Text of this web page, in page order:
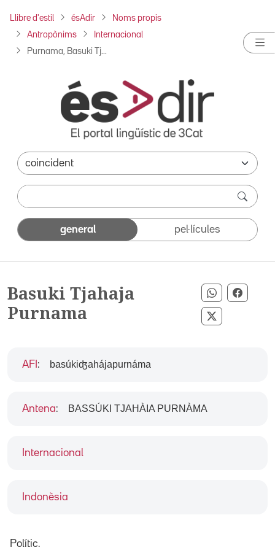
Llibre d'estil ésAdir Noms propis
Antropònims Internacional
Purnama, Basuki Tj...
general pel·lícules
Basuki Tjahaja
Purnama
Compartir
Compartir
Internacional
Indonèsia
AFI : basúkiʤahájapurnáma
Antena: BASSÚKI TJAHÀIA PURNÀMA
Polític.